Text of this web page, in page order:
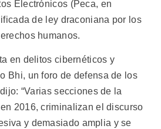
Electrónicos (Peca, en
de ley draconiana por los
humanos.
en delitos cibernéticos y
Bhi, un foro de defensa de los
“Varias secciones de la
2016, criminalizan el discurso
y demasiado amplia y se